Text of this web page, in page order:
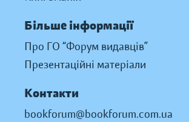
Більше інформації
Про ГО “Форум видавців”
Презентаційні матеріали
Контакти
bookforum@bookforum.com.ua